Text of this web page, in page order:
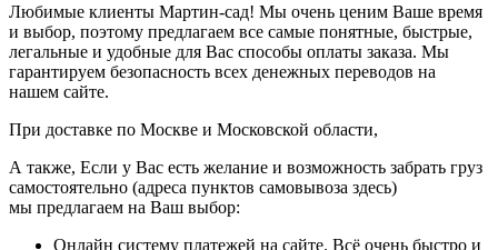
Любимые клиенты Мартин-сад! Мы очень ценим Ваше время
и выбор, поэтому предлагаем все самые понятные, быстрые,
легальные и удобные для Вас способы оплаты заказа. Мы
гарантируем безопасность всех денежных переводов на
нашем сайте.
При доставке по Москве и Московской области,
А также, Если у Вас есть желание и возможность забрать груз
самостоятельно (адреса пунктов самовывоза здесь)
мы предлагаем на Ваш выбор:
Онлайн систему платежей на сайте. Всё очень быстро и